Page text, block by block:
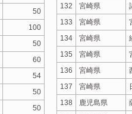
50
100
50
60
54
50
50
132
宮崎県
133
宮崎県
134
宮崎県
135
宮崎県
136
宮崎県
137
宮崎県
138
鹿児島県